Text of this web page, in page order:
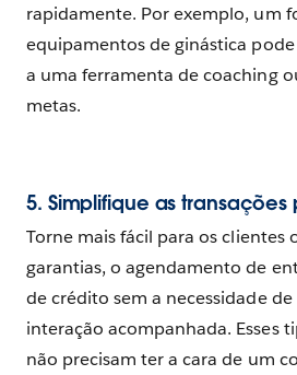
rapidamente. Por exemplo, um
equipamentos de ginástica pode
a uma ferramenta de coaching
metas.
5. Simplifique as
Torne mais fácil para os clientes
garantias, o agendamento de
de crédito sem a necessidade
interação acompanhada. Esses
não precisam ter a cara de um